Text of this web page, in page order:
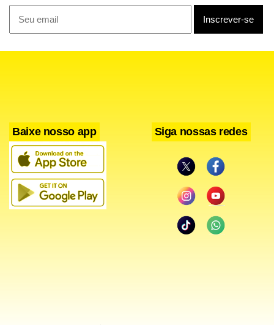
O banco repudiou “qualquer ilação de caráter político
relacionada a sua presença como acionista da JBS”.
Baixe nosso app Siga nossas redes